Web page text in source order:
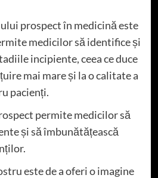
prospect în medicină este
medicilor să identifice și
incipiente, ceea ce duce
mai mare și la o calitate a
pacienți.
permite medicilor să
și să îmbunătățească
este de a oferi o imagine